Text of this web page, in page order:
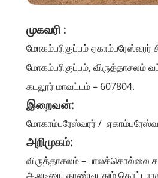
முகவரி :
மோகம்பரிகுப்பம்
மோகம்பரிகுப்பம், விருத்தாசலம்
கடலூர் மாவட்டம் – 607804.
இறைவன்:
மோகாம்பரேஸ்வரர் /
அறிமுகம்:
விருத்தாசலம் – பாலக்கொல்லை
ஆலடியை தாண்டியதும்